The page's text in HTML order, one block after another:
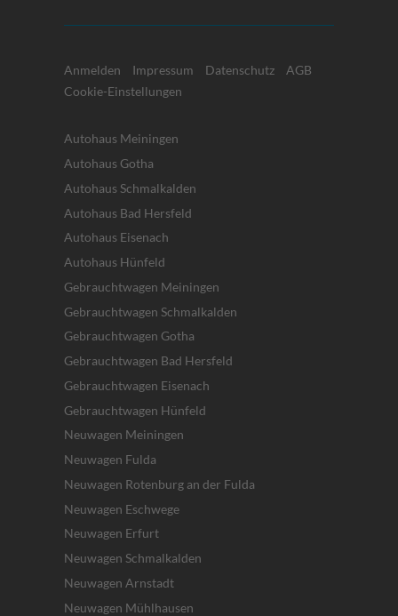
Anmelden Impressum Datenschutz
AGB
Cookie-Einstellungen
Autohaus Meiningen
Autohaus Gotha
Autohaus Schmalkalden
Autohaus Bad Hersfeld
Autohaus Eisenach
Autohaus Hünfeld
Gebrauchtwagen Meiningen
Gebrauchtwagen Schmalkalden
Gebrauchtwagen Gotha
Gebrauchtwagen Bad Hersfeld
Gebrauchtwagen Eisenach
Gebrauchtwagen Hünfeld
Neuwagen Meiningen
Neuwagen Fulda
Neuwagen Rotenburg an der Fulda
Neuwagen Eschwege
Neuwagen Erfurt
Neuwagen Schmalkalden
Neuwagen Arnstadt
Neuwagen Mühlhausen